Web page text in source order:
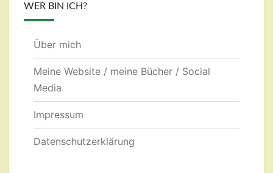
WER BIN ICH?
Über mich
Meine Website / meine Bücher / Social
Media
Impressum
Datenschutzerklärung